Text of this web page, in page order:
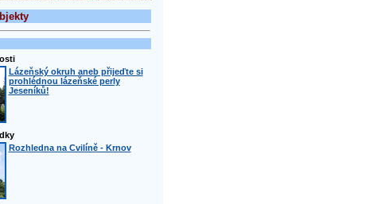
Lázeňský okruh aneb přijeďte si
prohlédnou lázeňské perly
Jeseníků!
Rozhledna na Cvilíně - Krnov